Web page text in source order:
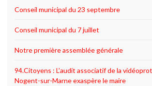
Conseil municipal du 23 septembre
Conseil municipal du 7 juillet
Notre première assemblée générale
94.Citoyens : L’audit associatif de la
Nogent-sur-Marne exaspère le maire